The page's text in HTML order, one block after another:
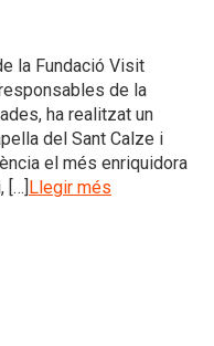
la Fundació Visit
de la
ha realitzat un
del Sant Calze i
el més enriquidora
[…] Llegir més